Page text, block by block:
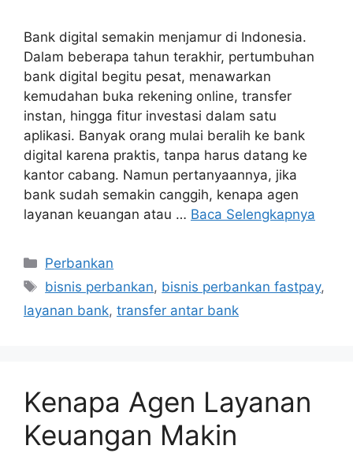
Bank digital semakin menjamur di Indonesia.
Dalam beberapa tahun terakhir, pertumbuhan
bank digital begitu pesat, menawarkan
kemudahan buka rekening online, transfer
instan, hingga fitur investasi dalam satu
aplikasi. Banyak orang mulai beralih ke bank
digital karena praktis, tanpa harus datang ke
kantor cabang. Namun pertanyaannya, jika
bank sudah semakin canggih, kenapa agen
layanan keuangan atau … Baca Selengkapnya
Perbankan
bisnis perbankan, bisnis perbankan fastpay,
layanan bank, transfer antar bank
Kenapa Agen Layanan
Keuangan Makin